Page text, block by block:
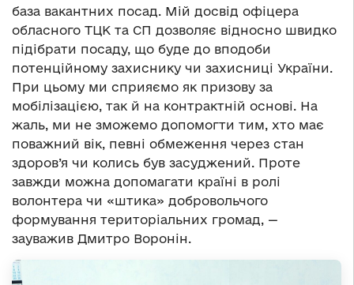
база вакантних посад. Мій досвід офіцера
обласного ТЦК та СП дозволяє відносно швидко
підібрати посаду, що буде до вподоби
потенційному захиснику чи захисниці України.
При цьому ми сприяємо як призову за
мобілізацією, так й на контрактній основі. На
жаль, ми не зможемо допомогти тим, хто має
поважний вік, певні обмеження через стан
здоров’я чи колись був засуджений. Проте
завжди можна допомагати країні в ролі
волонтера чи «штика» добровольчого
формування територіальних громад, —
зауважив Дмитро Воронін.